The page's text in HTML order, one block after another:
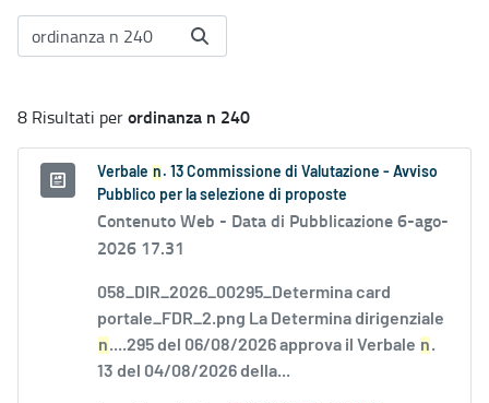
8 Risultati perordinanza n 240
Verbale n . 13 Commissione di Valutazione - Avviso
Pubblico per la selezione di proposte
Contenuto Web - Data di Pubblicazione 6-ago-
2026 17.31
058_DIR_2026_00295_Determina card
portale_FDR_2.png La Determina dirigenziale
n....295 del 06/08/2026 approva il Verbale n.
13 del 04/08/2026 della...